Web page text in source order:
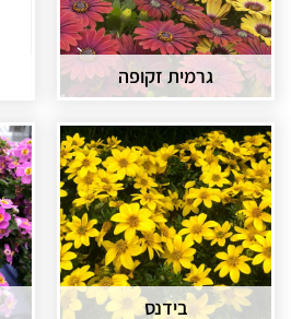
גרמית זקופה
בידנס